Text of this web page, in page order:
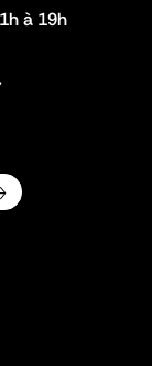
à 19h